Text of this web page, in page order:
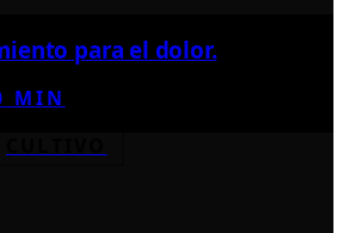
para el dolor.
MIN